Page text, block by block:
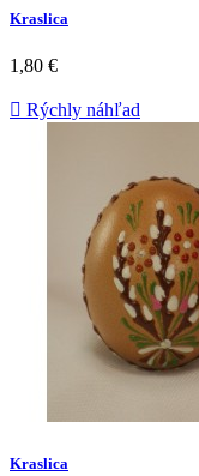
Kraslica
1,80 €
 Rýchly náhľad
Kraslica